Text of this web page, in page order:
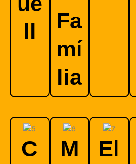
ll
Fa
mí
lia
C
M
El